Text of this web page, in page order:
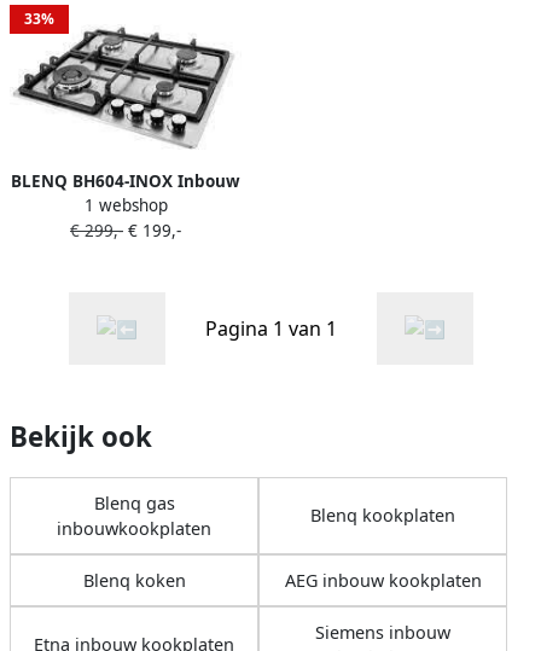
33%
BLENQ BH604-INOX Inbouw
gaskookplaat
1 webshop
€ 299,- € 199,-
Pagina 1 van 1
Bekijk ook
Blenq gas
inbouwkookplaten
Blenq kookplaten
Blenq koken AEG inbouw kookplaten
Etna inbouw kookplaten
Siemens inbouw